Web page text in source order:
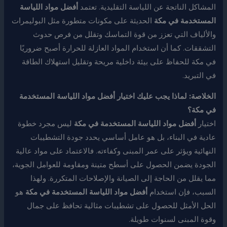
المشاكل الناتجة عن اللياسة التقليدية. تعتمد
أفضل مواد اللياسة
المستخدمة في مكة الحديثة على مكونات متطورة مثل البوليمرات
والألياف التي تعزز من قوة التماسك وتقلل من فرص حدوث
التشققات. كما أن استخدام المواد العازلة للحرارة أصبح ضروريًا
في مكة للحفاظ على بيئة داخلية مريحة وتقليل استهلاك الطاقة
في التبريد.
الخلاصة: لماذا يجب عليك اختيار أفضل مواد اللياسة المستخدمة
في مكة؟
اختيار
أفضل مواد اللياسة المستخدمة في مكة ليس مجرد خطوة
عادية في البناء، بل هو عامل أساسي يحدد جودة التشطيبات
النهائية ويؤثر على عمر المبنى وكفاءته. فالاعتماد على مواد عالية
الجودة يضمن الحصول على أسطح متينة ومقاومة للعوامل الجوية،
مما يقلل من الحاجة إلى الصيانة والإصلاحات المتكررة. ولهذا
السبب، فإن استخدام أفضل مواد اللياسة المستخدمة في مكة هو
الحل الأمثل للحصول على تشطيبات مثالية تحافظ على جمال
وقوة المبنى لسنوات طويلة.